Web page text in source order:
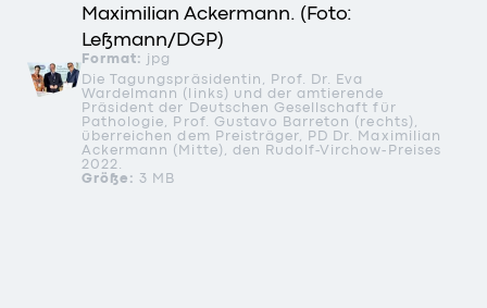
Maximilian Ackermann. (Foto:
Leßmann/DGP)
Format: jpg
Die Tagungspräsidentin, Prof. Dr. Eva
Wardelmann (links) und der amtierende
Präsident der Deutschen Gesellschaft für
Pathologie, Prof. Gustavo Barreton (rechts),
überreichen dem Preisträger, PD Dr. Maximilian
Ackermann (Mitte), den Rudolf-Virchow-Preises
2022.
Größe:3 MB